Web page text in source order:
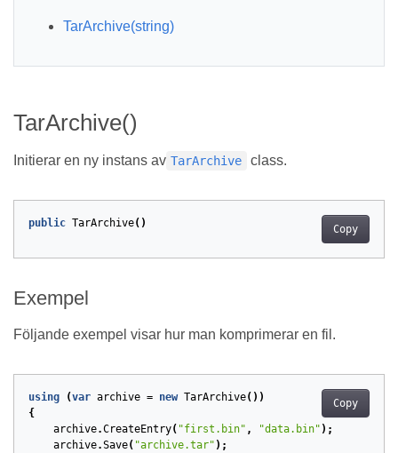
TarArchive(string)
TarArchive()
Initierar en ny instans av TarArchive class.
Copy
public TarArchive()
Exempel
Följande exempel visar hur man komprimerar en fil.
Copy
using (var archive = new TarArchive())
{
archive.CreateEntry( "first.bin" , "data.bin" );
archive.Save( "archive.tar" );